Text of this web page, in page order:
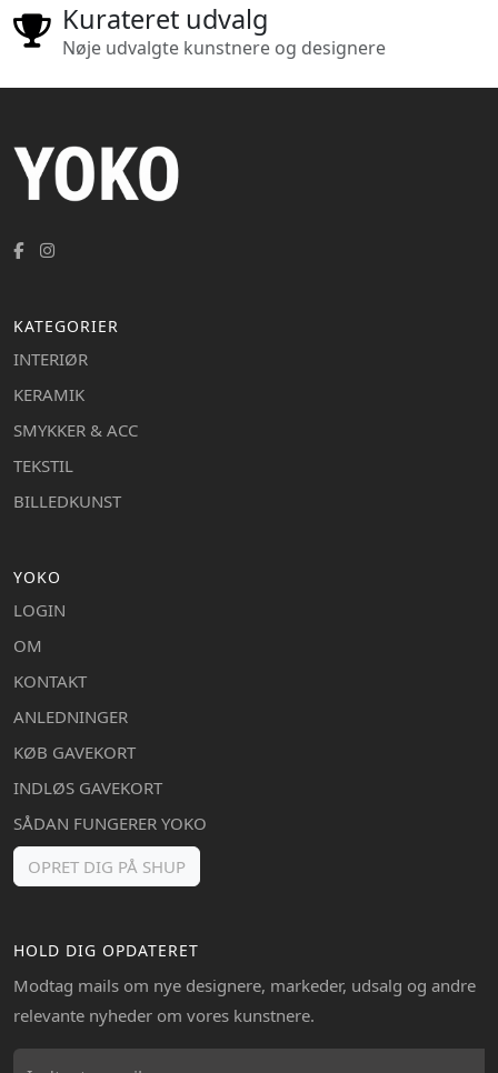
Kurateret udvalg
Nøje udvalgte kunstnere og designere
KATEGORIER
INTERIØR
KERAMIK
SMYKKER & ACC
TEKSTIL
BILLEDKUNST
YOKO
LOGIN
OM
KONTAKT
ANLEDNINGER
KØB GAVEKORT
INDLØS GAVEKORT
SÅDAN FUNGERER YOKO
OPRET DIG PÅ SHUP
HOLD DIG OPDATERET
Modtag mails om nye designere, markeder, udsalg og andre
relevante nyheder om vores kunstnere.